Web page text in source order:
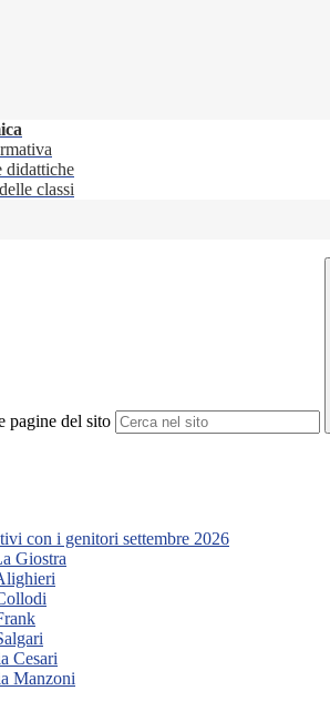
didattiche
classi
pagine del sito
con i genitori settembre 2026
Giostra
Cesari
Manzoni